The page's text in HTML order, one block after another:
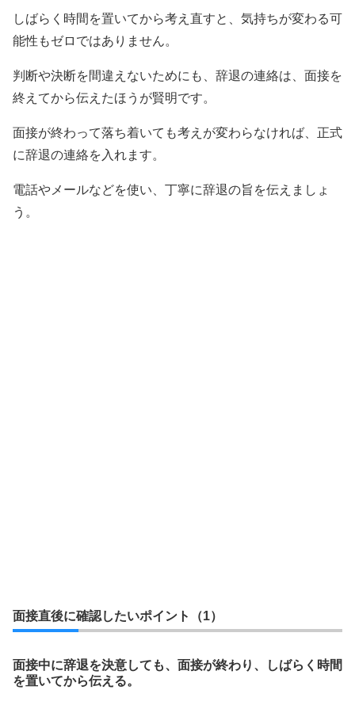
しばらく時間を置いてから考え直すと、気持ちが変わる可
能性もゼロではありません。
判断や決断を間違えないためにも、辞退の連絡は、面接を
終えてから伝えたほうが賢明です。
面接が終わって落ち着いても考えが変わらなければ、正式
に辞退の連絡を入れます。
電話やメールなどを使い、丁寧に辞退の旨を伝えましょ
う。
面接直後に確認したいポイント（1）
面接中に辞退を決意しても、面接が終わり、しばらく時間
を置いてから伝える。